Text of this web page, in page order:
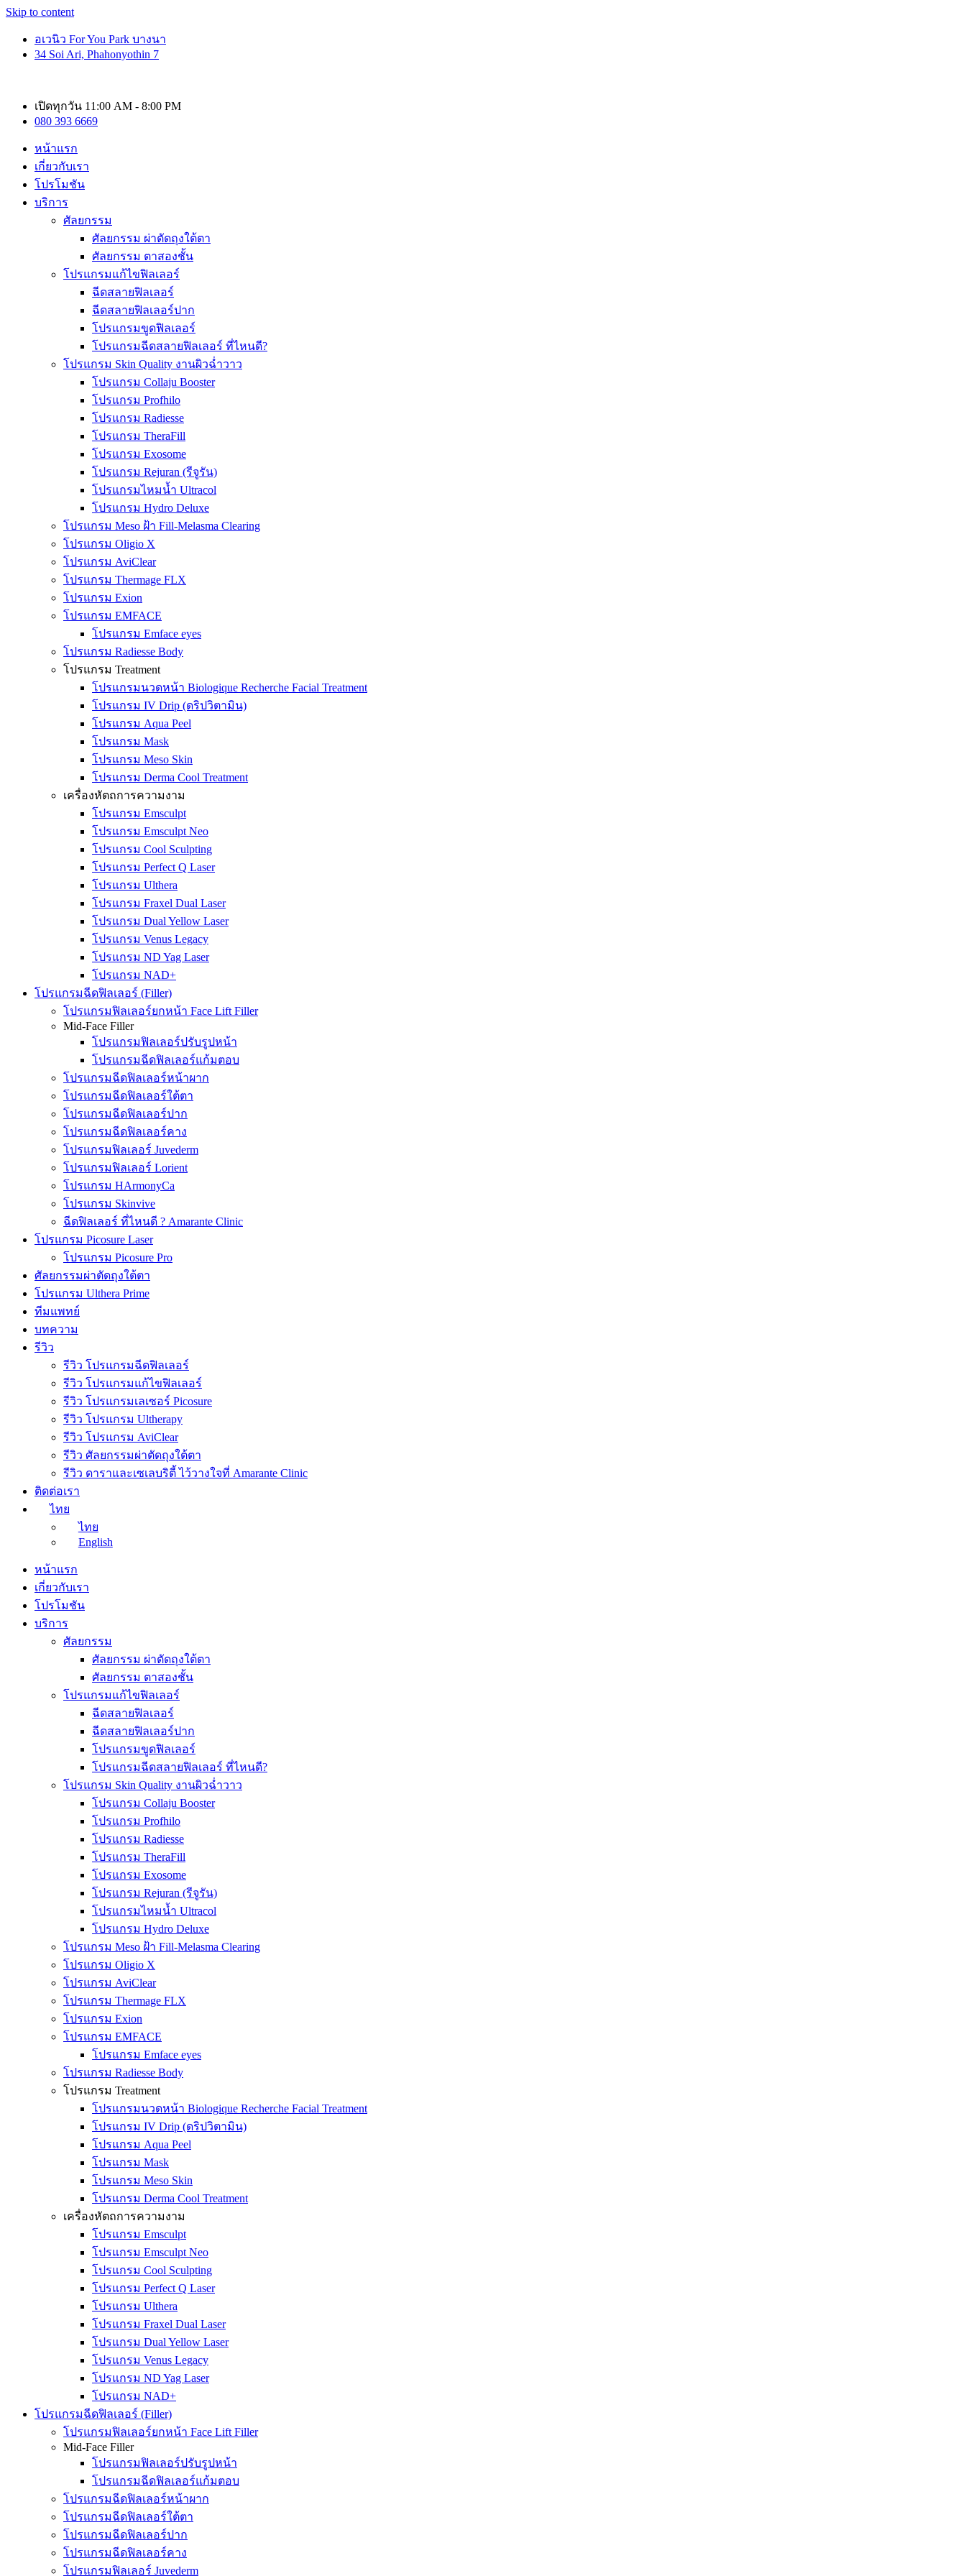
Skip to content
อเวนิว For You Park บางนา
34 Soi Ari, Phahonyothin 7
เปิดทุกวัน 11:00 AM - 8:00 PM
080 393 6669
หน้าแรก
เกี่ยวกับเรา
โปรโมชัน
บริการ
ศัลยกรรม
ศัลยกรรม ผ่าตัดถุงใต้ตา
ศัลยกรรม ตาสองชั้น
โปรแกรมแก้ไขฟิลเลอร์
ฉีดสลายฟิลเลอร์
ฉีดสลายฟิลเลอร์ปาก
โปรแกรมขูดฟิลเลอร์
โปรแกรมฉีดสลายฟิลเลอร์ ที่ไหนดี?
โปรแกรม Skin Quality งานผิวฉ่ำวาว
โปรแกรม Collaju Booster
โปรแกรม Profhilo
โปรแกรม Radiesse
โปรแกรม TheraFill
โปรแกรม Exosome
โปรแกรม Rejuran (รีจูรัน)
โปรแกรมไหมน้ำ Ultracol
โปรแกรม Hydro Deluxe
โปรแกรม Meso ฝ้า Fill-Melasma Clearing
โปรแกรม Oligio X
โปรแกรม AviClear
โปรแกรม Thermage FLX
โปรแกรม Exion
โปรแกรม EMFACE
โปรแกรม Emface eyes
โปรแกรม Radiesse Body
โปรแกรม Treatment
โปรแกรมนวดหน้า Biologique Recherche Facial Treatment
โปรแกรม IV Drip (ดริปวิตามิน)
โปรแกรม Aqua Peel
โปรแกรม Mask
โปรแกรม Meso Skin
โปรแกรม Derma Cool Treatment
เครื่องหัตถการความงาม
โปรแกรม Emsculpt
โปรแกรม Emsculpt Neo
โปรแกรม Cool Sculpting
โปรแกรม Perfect Q Laser
โปรแกรม Ulthera
โปรแกรม Fraxel Dual Laser
โปรแกรม Dual Yellow Laser
โปรแกรม Venus Legacy
โปรแกรม ND Yag Laser
โปรแกรม NAD+
โปรแกรมฉีดฟิลเลอร์ (Filler)
โปรแกรมฟิลเลอร์ยกหน้า Face Lift Filler
Mid-Face Filler
โปรแกรมฟิลเลอร์ปรับรูปหน้า
โปรแกรมฉีดฟิลเลอร์แก้มตอบ
โปรแกรมฉีดฟิลเลอร์หน้าผาก
โปรแกรมฉีดฟิลเลอร์ใต้ตา
โปรแกรมฉีดฟิลเลอร์ปาก
โปรแกรมฉีดฟิลเลอร์คาง
โปรแกรมฟิลเลอร์ Juvederm
โปรแกรมฟิลเลอร์ Lorient
โปรแกรม HArmonyCa
โปรแกรม Skinvive
ฉีดฟิลเลอร์ ที่ไหนดี ? Amarante Clinic
โปรแกรม Picosure Laser
โปรแกรม Picosure Pro
ศัลยกรรมผ่าตัดถุงใต้ตา
โปรแกรม Ulthera Prime
ทีมแพทย์
บทความ
รีวิว
รีวิว โปรแกรมฉีดฟิลเลอร์
รีวิว โปรแกรมแก้ไขฟิลเลอร์
รีวิว โปรแกรมเลเซอร์ Picosure
รีวิว โปรแกรม Ultherapy
รีวิว โปรแกรม AviClear
รีวิว ศัลยกรรมผ่าตัดถุงใต้ตา
รีวิว ดาราและเซเลบริตี้ ไว้วางใจที่ Amarante Clinic
ติดต่อเรา
ไทย
ไทย
English
หน้าแรก
เกี่ยวกับเรา
โปรโมชัน
บริการ
ศัลยกรรม
ศัลยกรรม ผ่าตัดถุงใต้ตา
ศัลยกรรม ตาสองชั้น
โปรแกรมแก้ไขฟิลเลอร์
ฉีดสลายฟิลเลอร์
ฉีดสลายฟิลเลอร์ปาก
โปรแกรมขูดฟิลเลอร์
โปรแกรมฉีดสลายฟิลเลอร์ ที่ไหนดี?
โปรแกรม Skin Quality งานผิวฉ่ำวาว
โปรแกรม Collaju Booster
โปรแกรม Profhilo
โปรแกรม Radiesse
โปรแกรม TheraFill
โปรแกรม Exosome
โปรแกรม Rejuran (รีจูรัน)
โปรแกรมไหมน้ำ Ultracol
โปรแกรม Hydro Deluxe
โปรแกรม Meso ฝ้า Fill-Melasma Clearing
โปรแกรม Oligio X
โปรแกรม AviClear
โปรแกรม Thermage FLX
โปรแกรม Exion
โปรแกรม EMFACE
โปรแกรม Emface eyes
โปรแกรม Radiesse Body
โปรแกรม Treatment
โปรแกรมนวดหน้า Biologique Recherche Facial Treatment
โปรแกรม IV Drip (ดริปวิตามิน)
โปรแกรม Aqua Peel
โปรแกรม Mask
โปรแกรม Meso Skin
โปรแกรม Derma Cool Treatment
เครื่องหัตถการความงาม
โปรแกรม Emsculpt
โปรแกรม Emsculpt Neo
โปรแกรม Cool Sculpting
โปรแกรม Perfect Q Laser
โปรแกรม Ulthera
โปรแกรม Fraxel Dual Laser
โปรแกรม Dual Yellow Laser
โปรแกรม Venus Legacy
โปรแกรม ND Yag Laser
โปรแกรม NAD+
โปรแกรมฉีดฟิลเลอร์ (Filler)
โปรแกรมฟิลเลอร์ยกหน้า Face Lift Filler
Mid-Face Filler
โปรแกรมฟิลเลอร์ปรับรูปหน้า
โปรแกรมฉีดฟิลเลอร์แก้มตอบ
โปรแกรมฉีดฟิลเลอร์หน้าผาก
โปรแกรมฉีดฟิลเลอร์ใต้ตา
โปรแกรมฉีดฟิลเลอร์ปาก
โปรแกรมฉีดฟิลเลอร์คาง
โปรแกรมฟิลเลอร์ Juvederm